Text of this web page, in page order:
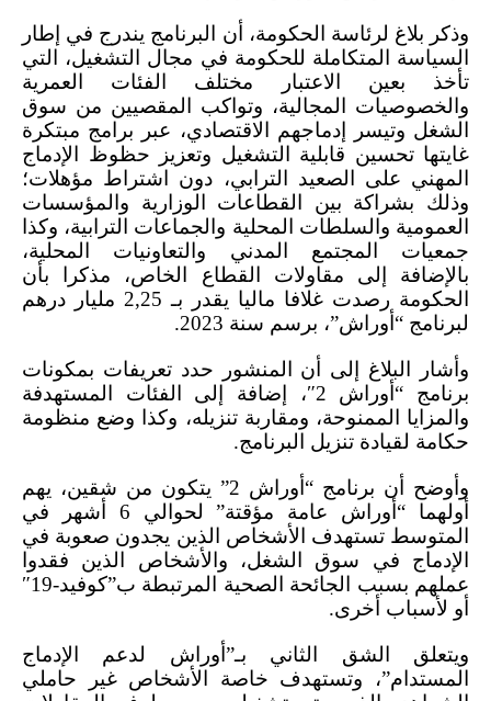
وذكر بلاغ لرئاسة الحكومة، أن البرنامج يندرج في إطار
السياسة المتكاملة للحكومة في مجال التشغيل، التي
تأخذ بعين الاعتبار مختلف الفئات العمرية
والخصوصيات المجالية، وتواكب المقصيين من سوق
الشغل وتيسر إدماجهم الاقتصادي، عبر برامج مبتكرة
غايتها تحسين قابلية التشغيل وتعزيز حظوظ الإدماج
المهني على الصعيد الترابي، دون اشتراط مؤهلات؛
وذلك بشراكة بين القطاعات الوزارية والمؤسسات
العمومية والسلطات المحلية والجماعات الترابية، وكذا
جمعيات المجتمع المدني والتعاونيات المحلية،
بالإضافة إلى مقاولات القطاع الخاص، مذكرا بأن
الحكومة رصدت غلافا ماليا يقدر بـ 2,25 مليار درهم
لبرنامج “أوراش”، برسم سنة 2023.
وأشار البلاغ إلى أن المنشور حدد تعريفات بمكونات
برنامج “أوراش 2″، إضافة إلى الفئات المستهدفة
والمزايا الممنوحة، ومقاربة تنزيله، وكذا وضع منظومة
حكامة لقيادة تنزيل البرنامج.
وأوضح أن برنامج “أوراش 2” يتكون من شقين، يهم
أولهما “أوراش عامة مؤقتة” لحوالي 6 أشهر في
المتوسط تستهدف الأشخاص الذين يجدون صعوبة في
الإدماج في سوق الشغل، والأشخاص الذين فقدوا
عملهم بسبب الجائحة الصحية المرتبطة ب”كوفيد-19″
أو لأسباب أخرى.
ويتعلق الشق الثاني بـ”أوراش لدعم الإدماج
المستدام”، وتستهدف خاصة الأشخاص غير حاملي